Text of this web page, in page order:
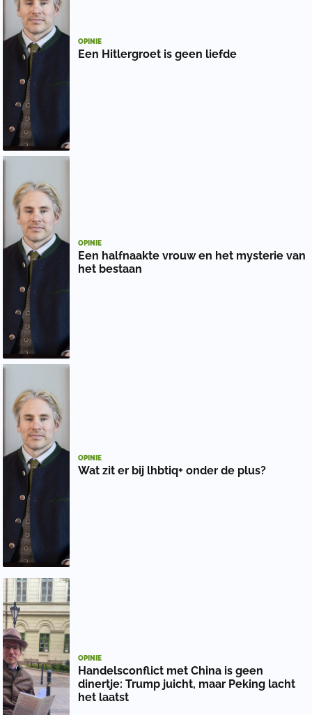
OPINIE
Een Hitlergroet is geen liefde
OPINIE
Een halfnaakte vrouw en het mysterie van
het bestaan
OPINIE
Wat zit er bij lhbtiq+ onder de plus?
OPINIE
Handelsconflict met China is geen
dinertje: Trump juicht, maar Peking lacht
het laatst